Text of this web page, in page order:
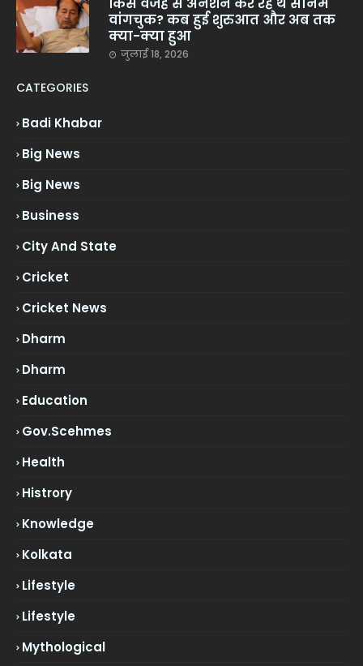
वांगचुक? कब हुई शुरुआत और अब तक
क्या-क्या हुआ
जुलाई 18, 2026
CATEGORIES
Badi Khabar
Big News
Big News
Business
City And State
Cricket
Cricket News
Dharm
Dharm
Education
Gov.scehmes
Health
Histrory
Knowledge
Kolkata
Lifestyle
Lifestyle
Mythological